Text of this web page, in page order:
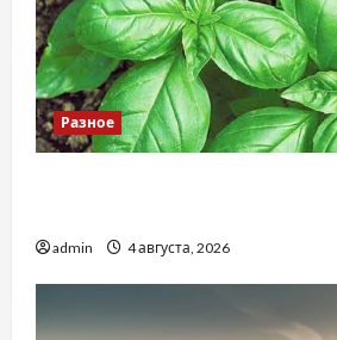
Разное
admin 4 августа, 2026